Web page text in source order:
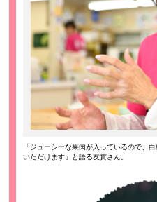
「ジューシーな果肉が入っているので、
いただけます」と語る友實さん。